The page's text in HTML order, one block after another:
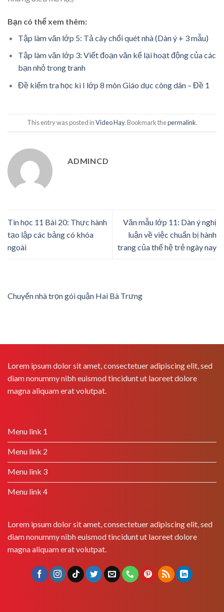
Bạn có thể xem thêm:
Tập làm văn lớp 5: Tả cây chổi quét nhà (Dàn ý + 3 mẫu)
Tập làm văn lớp 3: Viết đoạn văn kể lại hoạt động của các
bạn nhỏ trong tranh
Đề kiểm tra học kì I lớp 8 môn Giáo dục công dân – Đề 1
This entry was posted inVideo Hay. Bookmark thepermalink.
ADMINCD
Tin học 11 Bài 20: Thực hành
tạo lập các bảng có khóa
ngoài
Văn mẫu lớp 11: Dàn ý nghị
luận về việc chuẩn bị hành
trang của thế hệ trẻ ngày nay
Chuyển nhà trọn gói quận Hai Bà Trưng
Lorem ipsum dolor sit amet, consectetuer adipiscing elit, sed
diam nonummy nibh euismod tincidunt ut laoreet dolore
magna aliquam erat volutpat.
Menu link 1
Menu link 2
Menu link 3
Menu link 4
Lorem ipsum dolor sit amet, consectetuer adipiscing elit, sed
diam nonummy nibh euismod tincidunt ut laoreet dolore
magna aliquam erat volutpat.